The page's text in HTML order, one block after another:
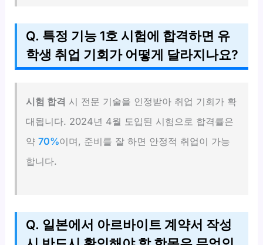
Q. 특정 기능 1호 시험에 합격하면 유
학생 취업 기회가 어떻게 달라지나요?
시험 합격 시 전문 기술을 인정받아 취업 기회가 확
대됩니다. 2024년 4월 도입된 시험으로 합격률은
약70%이며, 준비를 잘 하면 안정적 취업이 가능
합니다.
Q. 일본에서 아르바이트 계약서 작성